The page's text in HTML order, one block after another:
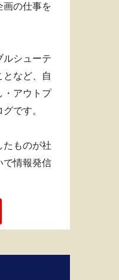
画の仕事を
ルシューテ
となど、自
・アウトプ
です。
たものが社
で情報発信